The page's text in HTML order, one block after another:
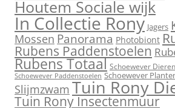
Houtem Sociale wijk
In Collectie Rony Jagers
Mossen Panorama Photobiont
Rubens Paddenstoelen
Rubens Totaal Schoewever Dieren
Schoewever Paddenstoelen Schoewever
Slijmzwam Tuin Rony
Tuin Rony Insectenmuur